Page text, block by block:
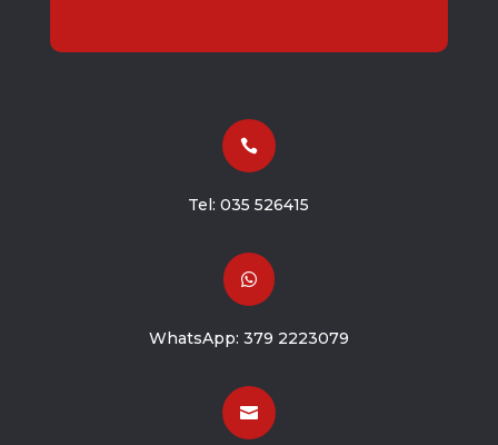

Tel:035 526415

WhatsApp: 379 2223079
